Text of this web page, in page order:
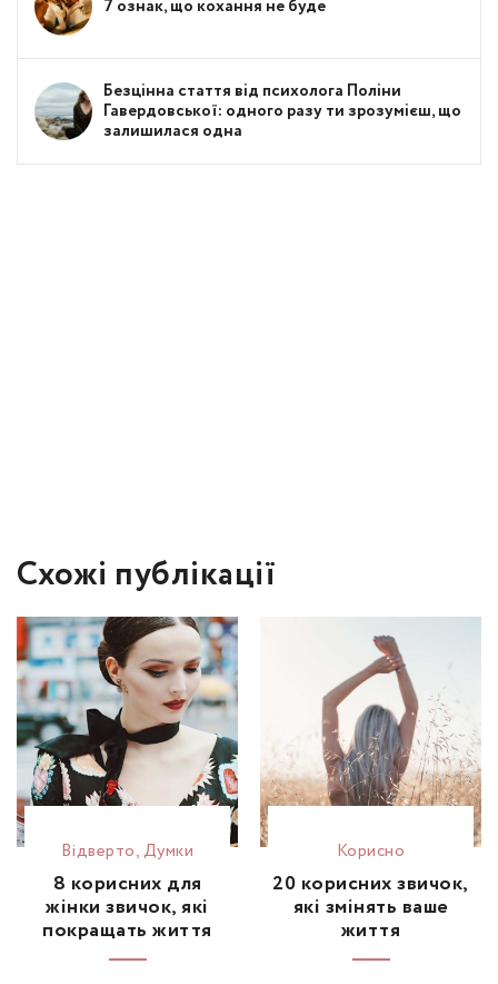
7 ознак, що кохання не буде
Безцінна стаття від психолога Поліни
Гавердовської: одного разу ти зрозумієш, що
залишилася одна
Схожі публікації
Відвертo,Думки
8 корисних для
жінки звичок, які
покращать життя
Корисно
20 корисних звичок,
які змінять ваше
життя